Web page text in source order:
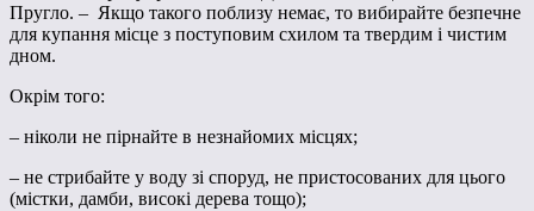
Пругло. – Якщо такого поблизу немає, то вибирайте безпечне
для купання місце з поступовим схилом та твердим і чистим
дном.
Окрім того:
– ніколи не пірнайте в незнайомих місцях;
– не стрибайте у воду зі споруд, не пристосованих для цього
(містки, дамби, високі дерева тощо);